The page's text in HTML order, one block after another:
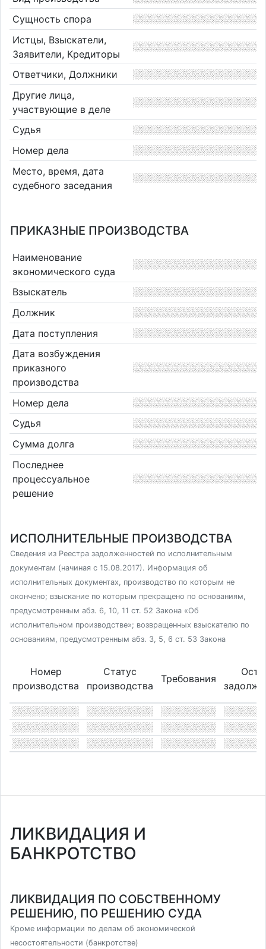
Сущность спора
Истцы, Взыскатели,
Заявители, Кредиторы
Ответчики, Должники
Другие лица,
участвующие в деле
Судья
Номер дела
Место, время, дата
судебного заседания
ПРИКАЗНЫЕ ПРОИЗВОДСТВА
Наименование
экономического суда
Взыскатель
Должник
Дата поступления
Дата возбуждения
приказного
производства
Номер дела
Судья
Сумма долга
Последнее
процессуальное
решение
ИСПОЛНИТЕЛЬНЫЕ ПРОИЗВОДСТВА
Сведения из Реестра задолженностей по исполнительным
документам (начиная с 15.08.2017). Информация об
исполнительных документах, производство по которым не
окончено; взыскание по которым прекращено по основаниям,
предусмотренным абз. 6, 10, 11 ст. 52 Закона «Об
исполнительном производстве»; возвращенных взыскателю по
основаниям, предусмотренным абз. 3, 5, 6 ст. 53 Закона
Номер
производства
Статус
производства
Требования
ЛИКВИДАЦИЯ И
БАНКРОТСТВО
ЛИКВИДАЦИЯ ПО СОБСТВЕННОМУ
РЕШЕНИЮ, ПО РЕШЕНИЮ СУДА
Кроме информации по делам об экономической
несостоятельности (банкротстве)